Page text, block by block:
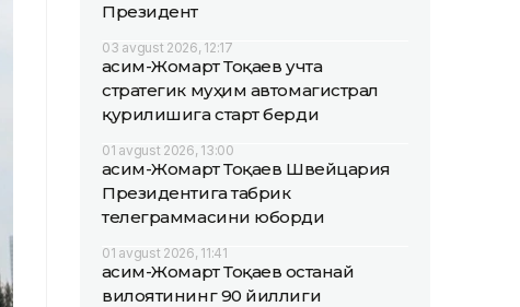
Президент
03 avgust 2026, 12:17
Қасим-Жомарт Тоқаев учта
стратегик муҳим автомагистрал
қурилишига старт берди
01 avgust 2026, 13:00
Қасим-Жомарт Тоқаев Швейцария
Президентига табрик
телеграммасини юборди
01 avgust 2026, 11:41
Қасим-Жомарт Тоқаев Қостанай
вилоятининг 90 йиллиги